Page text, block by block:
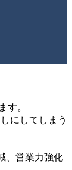
す。
にしてしまう
、営業力強化